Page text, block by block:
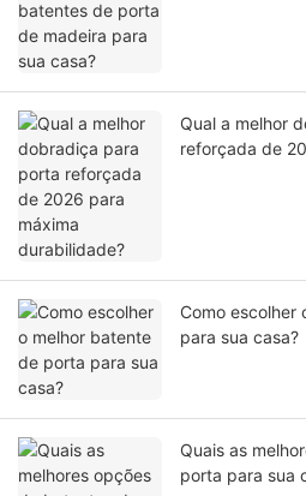
Qual a melhor
reforçada de
Como escolher
para sua casa?
Quais as
porta para sua